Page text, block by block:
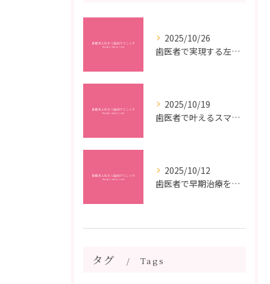
2025/10/26
歯医者で実現する左右対称治療のポイントと矯正治療選びの疑問解決ガイド
2025/10/19
歯医者で叶えるスマイルメイクオーバーなら福岡県福岡市博多区博多駅前の最新矯正治療解説
2025/10/12
歯医者で早期治療を受けるメリットと虫歯悪化を防ぐ最短ステップ
タグ Tags